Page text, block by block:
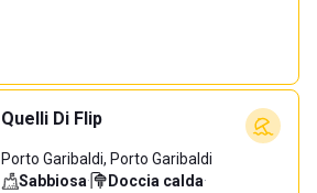
Quelli Di Flip
Porto Garibaldi, Porto Garibaldi
Sabbiosa· Doccia calda·